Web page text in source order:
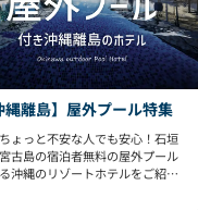
縄離島】屋外プール特集
ょっと不安な人でも安心！石垣
古島の宿泊者無料の屋外プール
沖縄のリゾートホテルをご紹